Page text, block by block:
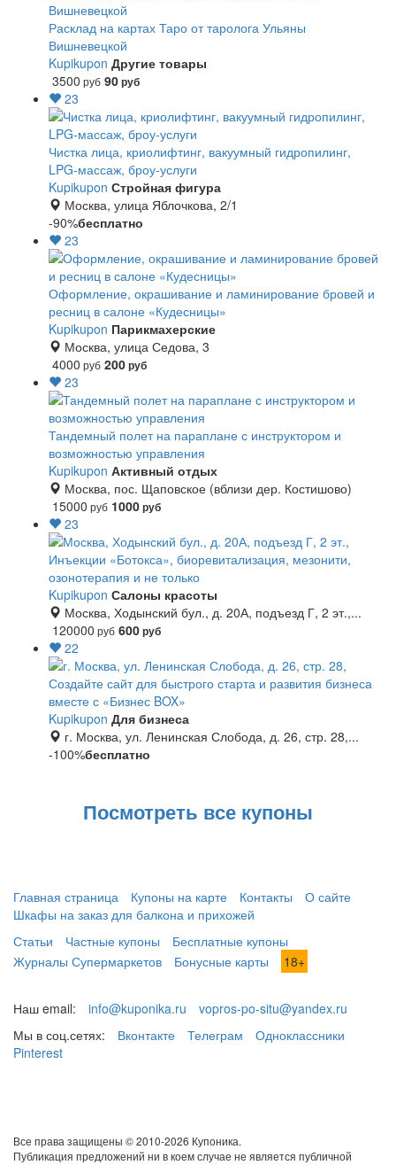
Расклад на картах Таро от таролога Ульяны
Вишневецкой
Kupikupon Другие товары
3500 руб 90руб
23
Чистка лица, криолифтинг, вакуумный гидропилинг,
LPG-массаж, броу-услуги
Kupikupon Стройная фигура
Москва, улица Яблочкова, 2/1
-90%бесплатно
23
Оформление, окрашивание и ламинирование бровей и
ресниц в салоне «Кудесницы»
Kupikupon Парикмахерские
Москва, улица Седова, 3
4000 руб 200руб
23
Тандемный полет на параплане с инструктором и
возможностью управления
Kupikupon Активный отдых
Москва, пос. Щаповское (вблизи дер. Костишово)
15000 руб 1000руб
23
Инъекции «Ботокса», биоревитализация, мезонити,
озонотерапия и не только
Kupikupon Салоны красоты
Москва, Ходынский бул., д. 20А, подъезд Г, 2 эт.,...
120000 руб 600руб
22
Создайте сайт для быстрого старта и развития бизнеса
вместе с «Бизнес BOX»
Kupikupon Для бизнеса
г. Москва, ул. Ленинская Слобода, д. 26, стр. 28,...
-100%бесплатно
Посмотреть все купоны
Главная страница Купоны на карте Контакты
О сайте
Шкафы на заказ для балкона и прихожей
Статьи
Частные купоны
Бесплатные купоны
Журналы Супермаркетов
Бонусные карты 18+
Наш email: info@kuponika.ru
vopros-po-situ@yandex.ru
Мы в соц.сетях:
Вконтакте Телеграм
Одноклассники
Pinterest
Все права защищены © 2010-2026 Купоника.
Публикация предложений ни в коем случае не является публичной